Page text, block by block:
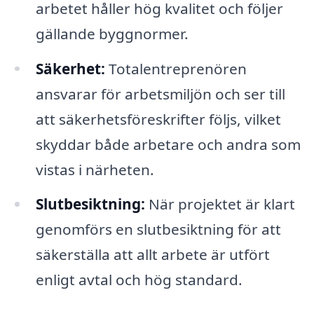
arbetet håller hög kvalitet och följer
gällande byggnormer.
Säkerhet: Totalentreprenören
ansvarar för arbetsmiljön och ser till
att säkerhetsföreskrifter följs, vilket
skyddar både arbetare och andra som
vistas i närheten.
Slutbesiktning: När projektet är klart
genomförs en slutbesiktning för att
säkerställa att allt arbete är utfört
enligt avtal och hög standard.